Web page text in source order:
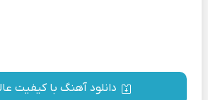
دانلود آهنگ با کیفیت عالی